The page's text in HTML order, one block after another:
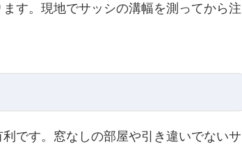
す。現地でサッシの溝幅を測ってから注
です。窓なしの部屋や引き違いでないサ